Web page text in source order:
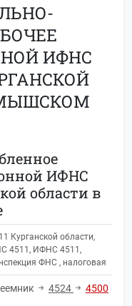
ИФНС
ИФНС
области в
Курганской области,
4511, ИФНС 4511,
ФНС , налоговая
4524
4500